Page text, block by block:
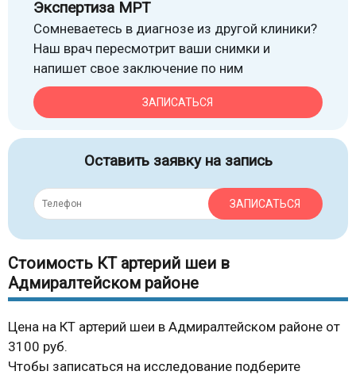
Экспертиза МРТ
Сомневаетесь в диагнозе из другой клиники?
Наш врач пересмотрит ваши снимки и
напишет свое заключение по ним
ЗАПИСАТЬСЯ
Оставить заявку на запись
ЗАПИСАТЬСЯ
Стоимость КТ артерий шеи в
Адмиралтейском районе
Цена на КТ артерий шеи в Адмиралтейском районе от
3100 руб.
Чтобы записаться на исследование подберите